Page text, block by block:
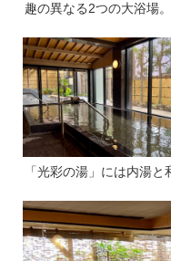
趣の異なる2つの大浴場
「光彩の湯」には内湯